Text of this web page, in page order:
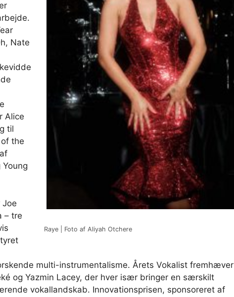
Raye | Foto af Aliyah Otchere
Nate
Alice
til
the
Young
– tre
multi-instrumentalisme. Årets Vokalist fremhæver
og Yazmin Lacey, der hver især bringer en særskilt
vokallandskab. Innovationsprisen, sponsoreret af